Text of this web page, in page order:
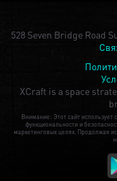
528 Seven Bridge Road
XCraft is a space
Внимание: Этот сайт
функциональности и
маркетинговых целях. Продолжая